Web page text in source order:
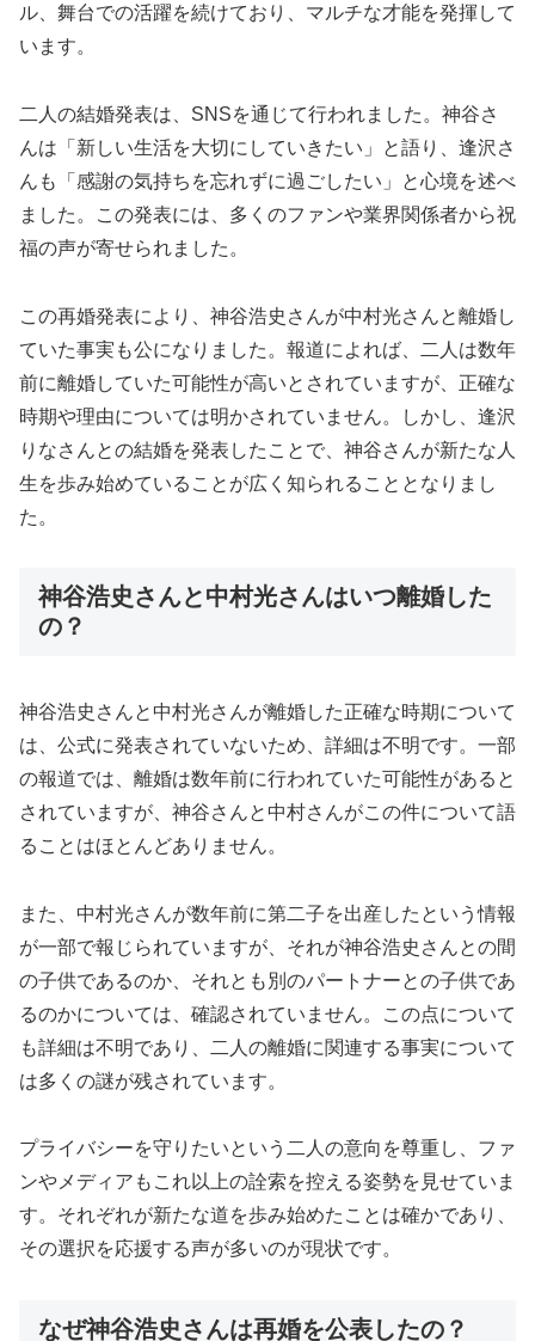
ル、舞台での活躍を続けており、マルチな才能を発揮して
います。
二人の結婚発表は、SNSを通じて行われました。神谷さ
んは「新しい生活を大切にしていきたい」と語り、逢沢さ
んも「感謝の気持ちを忘れずに過ごしたい」と心境を述べ
ました。この発表には、多くのファンや業界関係者から祝
福の声が寄せられました。
この再婚発表により、神谷浩史さんが中村光さんと離婚し
ていた事実も公になりました。報道によれば、二人は数年
前に離婚していた可能性が高いとされていますが、正確な
時期や理由については明かされていません。しかし、逢沢
りなさんとの結婚を発表したことで、神谷さんが新たな人
生を歩み始めていることが広く知られることとなりまし
た。
神谷浩史さんと中村光さんはいつ離婚した
の？
神谷浩史さんと中村光さんが離婚した正確な時期について
は、公式に発表されていないため、詳細は不明です。一部
の報道では、離婚は数年前に行われていた可能性があると
されていますが、神谷さんと中村さんがこの件について語
ることはほとんどありません。
また、中村光さんが数年前に第二子を出産したという情報
が一部で報じられていますが、それが神谷浩史さんとの間
の子供であるのか、それとも別のパートナーとの子供であ
るのかについては、確認されていません。この点について
も詳細は不明であり、二人の離婚に関連する事実について
は多くの謎が残されています。
プライバシーを守りたいという二人の意向を尊重し、ファ
ンやメディアもこれ以上の詮索を控える姿勢を見せていま
す。それぞれが新たな道を歩み始めたことは確かであり、
その選択を応援する声が多いのが現状です。
なぜ神谷浩史さんは再婚を公表したの？